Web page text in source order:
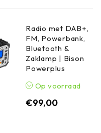
Radio met DAB+,
FM, Powerbank,
Bluetooth &
Zaklamp | Bison
Powerplus
Op voorraad
€99,00